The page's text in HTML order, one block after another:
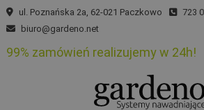
Skip
to
ul. Poznańska 2a, 62-021 Paczkowo
723
biuro@gardeno.net
99% zamówień realizujemy w 24h!